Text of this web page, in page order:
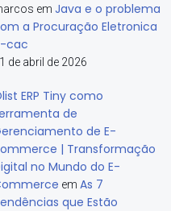
em Java e o problema
a Procuração Eletronica
cac
de abril de 2026
ERP Tiny como
de
de E-
| Transformação
no Mundo do E-
em As 7
que Estão